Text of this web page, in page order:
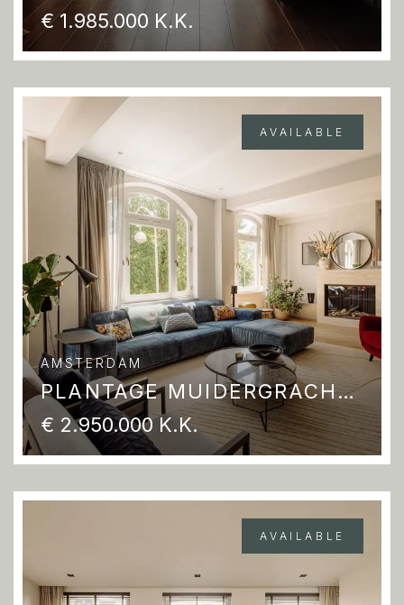
€ 1.985.000 K.K.
AVAILABLE
AMSTERDAM
PLANTAGE MUIDERGRACHT 155 B
€ 2.950.000 K.K.
AVAILABLE